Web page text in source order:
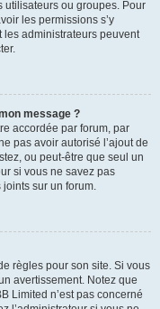
utilisateurs ou groupes. Pour
les permissions s’y
les administrateurs peuvent
message ?
accordée par forum, par
pas avoir autorisé l’ajout de
ou peut-être que seul un
si vous ne savez pas
sur un forum.
règles pour son site. Si vous
avertissement. Notez que
Limited n’est pas concerné